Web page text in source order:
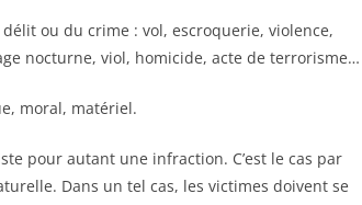
escroquerie, violence,
nocturne, viol, homicide, acte de terrorisme…
moral, matériel.
pour autant une infraction. C’est le cas par
Dans un tel cas, les victimes doivent se